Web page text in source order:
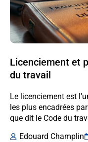
Licenciement et
du travail
Le licenciement est
les plus encadrées
que dit le Code du
Edouard Champlin